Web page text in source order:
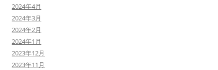
2024年4月
2024年3月
2024年2月
2024年1月
2023年12月
2023年11月